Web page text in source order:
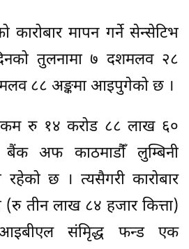
कारोबार मापन गर्ने सेन्सेटिभ
तुलनामा ७ दशमलव २८
८८ अङ्कमा आइपुगेको छ ।
रकम रु १४ करोड ८८ लाख ६०
बैंक अफ काठमाडौँं लुम्बिनी
रहेको छ । त्यसैगरी कारोबार
तीन लाख ८४ हजार कित्ता)
संमृिद्ध फन्ड एक